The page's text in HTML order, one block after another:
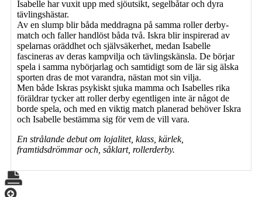
Isabelle har vuxit upp med sjöutsikt, segelbåtar och dyra
tävlingshästar.
Av en slump blir båda meddragna på samma roller derby-
match och faller handlöst båda två. Iskra blir inspirerad av
spelarnas oräddhet och självsäkerhet, medan Isabelle
fascineras av deras kampvilja och tävlingskänsla. De börjar
spela i samma nybörjarlag och samtidigt som de lär sig älska
sporten dras de mot varandra, nästan mot sin vilja.
Men både Iskras psykiskt sjuka mamma och Isabelles rika
föräldrar tycker att roller derby egentligen inte är något de
borde spela, och med en viktig match planerad behöver Iskra
och Isabelle bestämma sig för vem de vill vara.
En strålande debut om lojalitet, klass, kärlek,
framtidsdrömmar och, såklart, rollerderby.